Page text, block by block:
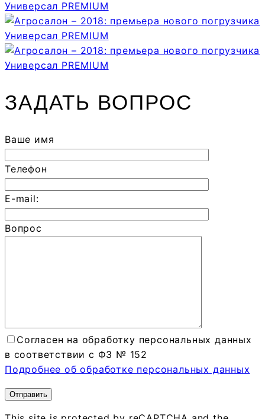
ЗАДАТЬ ВОПРОС
Ваше имя
Телефон
E-mail:
Вопрос
Согласен на обработку персональных данных
в соответствии с ФЗ № 152
Подробнее об обработке персональных данных